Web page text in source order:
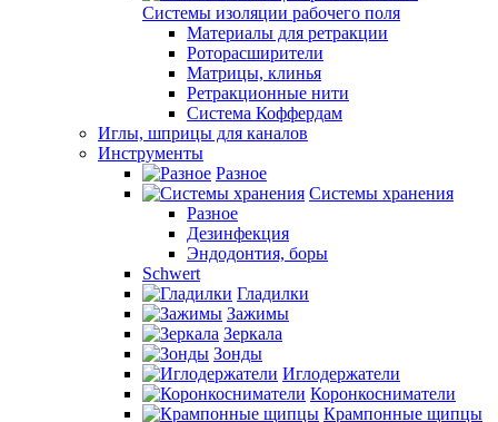
Системы изоляции рабочего поля
Материалы для ретракции
Роторасширители
Матрицы, клинья
Ретракционные нити
Система Коффердам
Иглы, шприцы для каналов
Инструменты
Разное
Системы хранения
Разное
Дезинфекция
Эндодонтия, боры
Schwert
Гладилки
Зажимы
Зеркала
Зонды
Иглодержатели
Коронкосниматели
Крампонные щипцы